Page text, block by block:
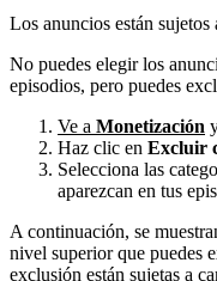
Los anuncios están sujetos
No puedes elegir los
episodios, pero puedes
Ve a Monetización
Haz clic en Excluir
Selecciona las
aparezcan en tus
A continuación, se
nivel superior que puedes
exclusión están sujetas a